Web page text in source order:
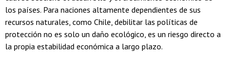
los países. Para naciones altamente dependientes de sus
recursos naturales, como Chile, debilitar las políticas de
protección no es solo un daño ecológico, es un riesgo directo a
la propia estabilidad económica a largo plazo.